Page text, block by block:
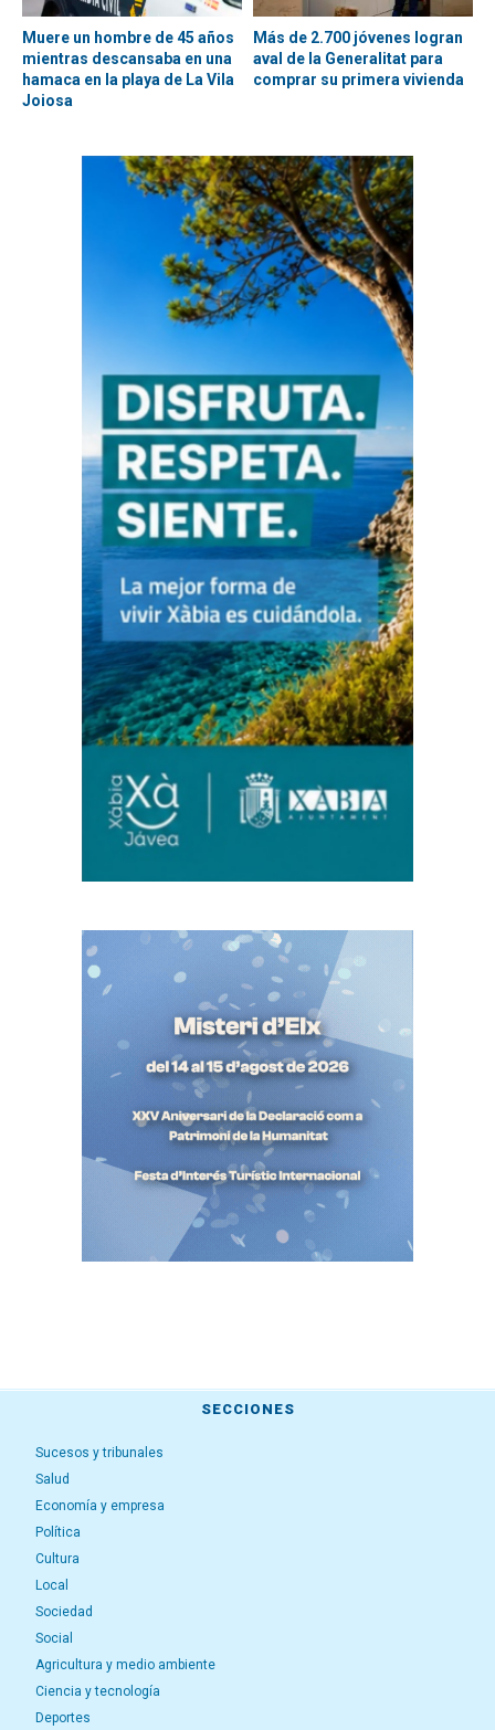
Muere un hombre de 45 años
mientras descansaba en una
hamaca en la playa de La Vila
Joiosa
Más de 2.700 jóvenes logran
aval de la Generalitat para
comprar su primera vivienda
SECCIONES
Sucesos y tribunales
Salud
Economía y empresa
Política
Cultura
Local
Sociedad
Social
Agricultura y medio ambiente
Ciencia y tecnología
Deportes